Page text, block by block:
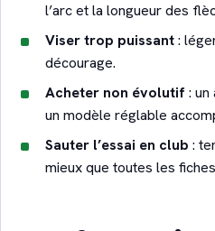
l’arc et la longueur des
Viser trop puissant:
décourage.
Acheter non évolutif:
un modèle réglable
Sauter l’essai en club :
mieux que toutes les